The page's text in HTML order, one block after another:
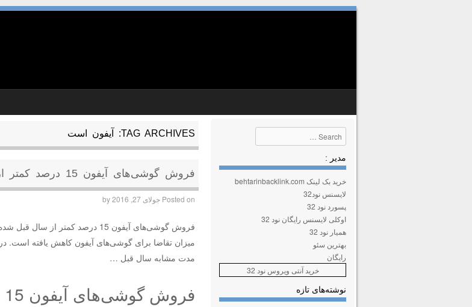
MENU
TAG ARCHIVES: آیفون است
فروش گوشی‌های آیفون 15 درصد کمتر از سال قبل شده است
Posted on جولای 27, 2016 by
فروش گوشی‌های آیفون 15 درصد کمتر از سال قبل شده است
مدت مشابه سال قبل …
Search
مدیر :
خرید بک لینک behtarinbacklink.com
لایسنس نود32
پسورد نود 32
اوکلی لایسنس رایگان نود 32
همیار نود 32
بهترین سئو
رایگان
خرید آنتی ویروس نود 32
نوشته‌های تازه